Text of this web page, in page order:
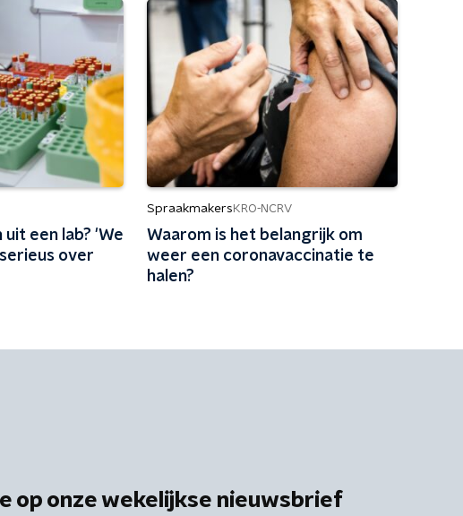
een lab? 'We
over
Spraakmakers KRO-NCRV
Waarom is het belangrijk om
weer een coronavaccinatie te
halen?
op onze wekelijkse nieuwsbrief